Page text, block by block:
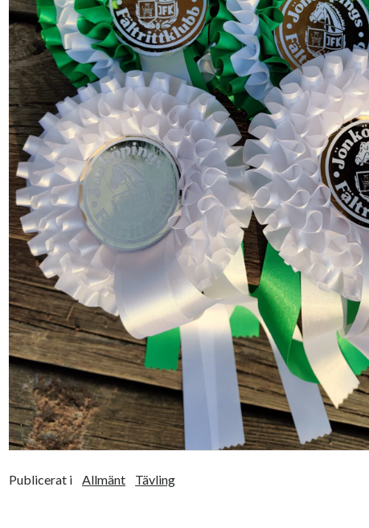
Publicerat i Allmänt Tävling